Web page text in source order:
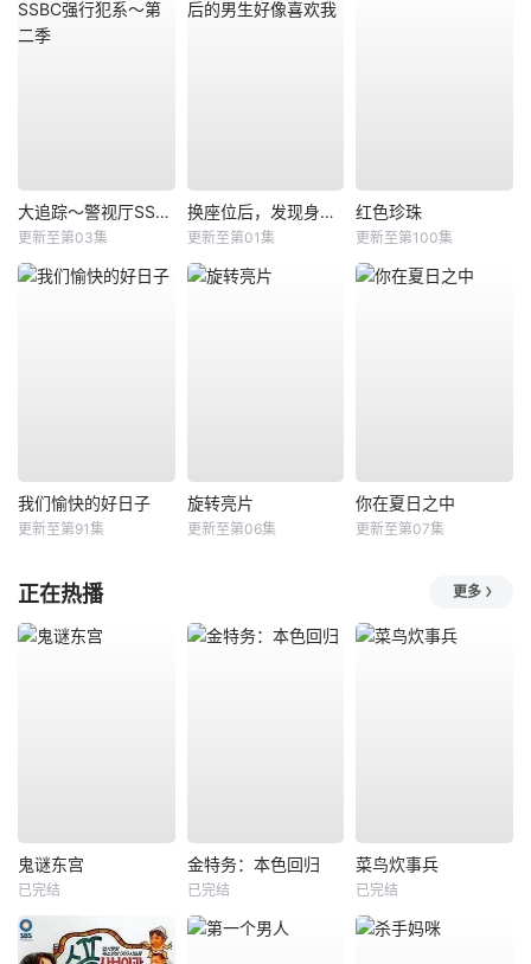
大追踪〜警视厅SSBC强行犯系〜第二季
更新至第03集
换座位后，发现身后的男生好像喜欢我
更新至第01集
红色珍珠
更新至第100集
我们愉快的好日子
更新至第91集
旋转亮片
更新至第06集
你在夏日之中
更新至第07集
正在热播 更多
鬼谜东宫
已完结
金特务：本色回归
已完结
菜鸟炊事兵
已完结